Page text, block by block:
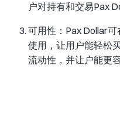
户对持有和交易Pax
可用性：Pax Dollar
使用，让用户能轻松
流动性，并让户能更